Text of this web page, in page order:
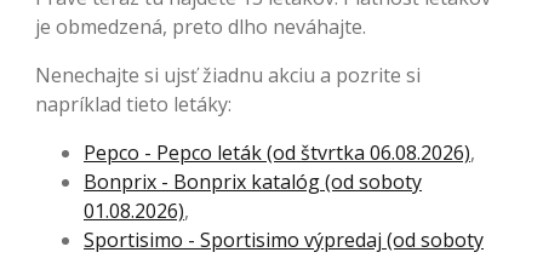
je obmedzená, preto dlho neváhajte.
Nenechajte si ujsť žiadnu akciu a pozrite si
napríklad tieto letáky:
Pepco - Pepco leták (od štvrtka 06.08.2026),
Bonprix - Bonprix katalóg (od soboty
01.08.2026),
Sportisimo - Sportisimo výpredaj (od soboty